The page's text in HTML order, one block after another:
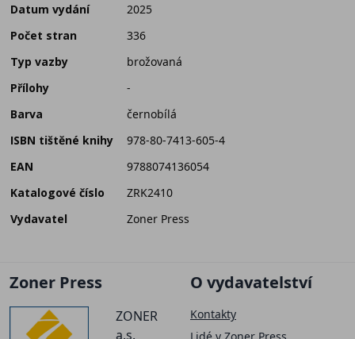
Datum vydání
2025
Počet stran
336
Typ vazby
brožovaná
Přílohy
-
Barva
černobílá
ISBN tištěné knihy
978-80-7413-605-4
EAN
9788074136054
Katalogové číslo
ZRK2410
Vydavatel
Zoner Press
Zoner Press
ZONER
a.s.
O vydavatelství
Kontakty